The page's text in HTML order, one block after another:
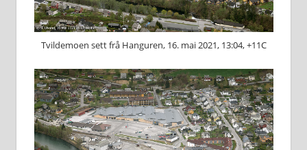
Tvildemoen sett frå Hanguren, 16. mai 2021, 13:04, +11C